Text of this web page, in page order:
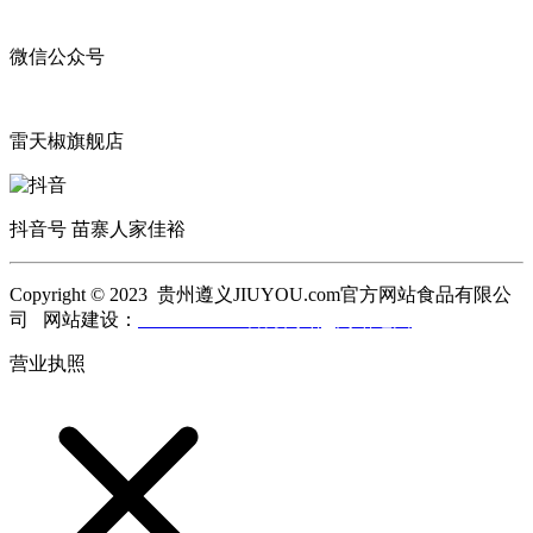
微信公众号
雷天椒旗舰店
抖音号 苗寨人家佳裕
Copyright © 2023 贵州遵义JIUYOU.com官方网站食品有限公
司 网站建设：
营业执照